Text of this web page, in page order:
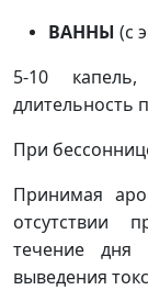
ВАННЫ (с
5-10
длительность
При
Принимая
отсутствии
течение дня
выведения